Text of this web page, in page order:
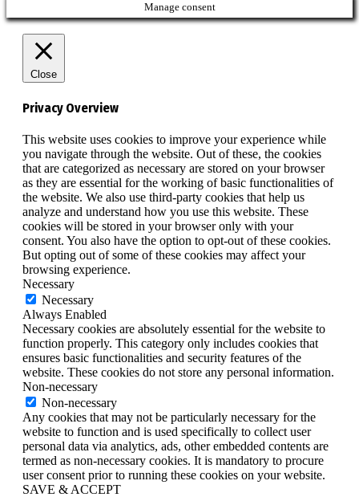
Manage consent
Close
Privacy Overview
This website uses cookies to improve your experience while
you navigate through the website. Out of these, the cookies
that are categorized as necessary are stored on your browser
as they are essential for the working of basic functionalities of
the website. We also use third-party cookies that help us
analyze and understand how you use this website. These
cookies will be stored in your browser only with your
consent. You also have the option to opt-out of these cookies.
But opting out of some of these cookies may affect your
browsing experience.
Necessary
Necessary
Always Enabled
Necessary cookies are absolutely essential for the website to
function properly. This category only includes cookies that
ensures basic functionalities and security features of the
website. These cookies do not store any personal information.
Non-necessary
Non-necessary
Any cookies that may not be particularly necessary for the
website to function and is used specifically to collect user
personal data via analytics, ads, other embedded contents are
termed as non-necessary cookies. It is mandatory to procure
user consent prior to running these cookies on your website.
SAVE & ACCEPT